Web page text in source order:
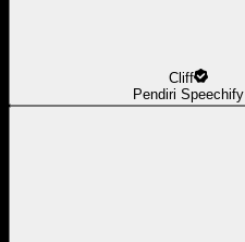
Cliff
Pendiri Speechify